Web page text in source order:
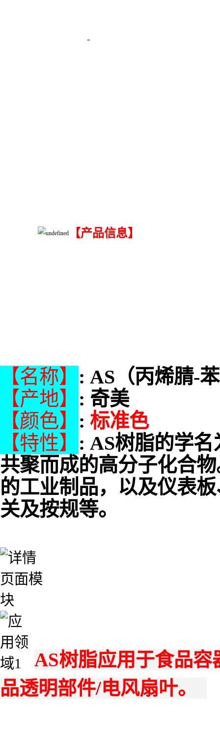
=
【产品信息】
【名称】 : AS（丙烯腈-
【产地】 : 奇美
【颜色】 : 标准色
【特性】 : AS树脂的学
共聚而成的高分子化合
的工业制品，以及仪表
关及按规等。
AS树脂应用于食品
品透明部件/电风扇叶。